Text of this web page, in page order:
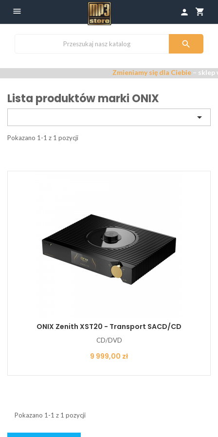
 shopping_cart
person

Zmieniamy się dla Ciebie– sklep
Lista produktów marki ONIX

Pokazano 1-1 z 1 pozycji
ONIX Zenith XST20 - Transport SACD/CD
CD/DVD
Cena
9 999,00 zł
Pokazano 1-1 z 1 pozycji